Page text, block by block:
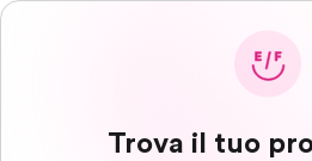
Trova il tuo